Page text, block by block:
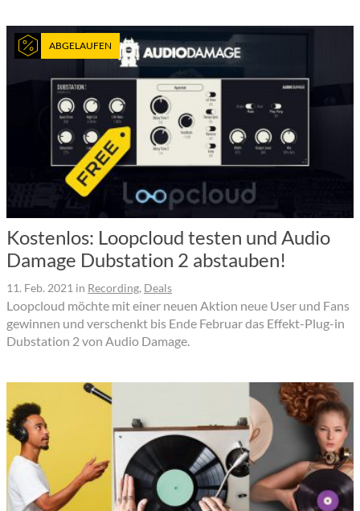
ABGELAUFEN
Kostenlos: Loopcloud testen und Audio
Damage Dubstation 2 abstauben!
11. Feb. 2021 in Recording, Deals
Loopcloud möchte mit einer neuen Aktion neue User und Fans
gewinnen und verschenkt bis Ende Februar das Effekt-Plug-in
Dubstation 2 von Audio Damage.